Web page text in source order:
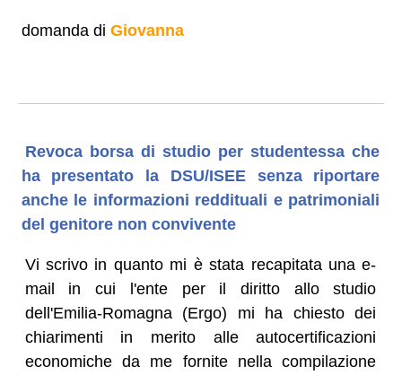
domanda di Giovanna
Revoca borsa di studio per studentessa che
ha presentato la DSU/ISEE senza riportare
anche le informazioni reddituali e patrimoniali
del genitore non convivente
Vi scrivo in quanto mi è stata recapitata una e-
mail in cui l'ente per il diritto allo studio
dell'Emilia-Romagna (Ergo) mi ha chiesto dei
chiarimenti in merito alle autocertificazioni
economiche da me fornite nella compilazione